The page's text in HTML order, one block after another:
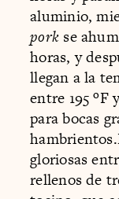
aluminio,
pork se
horas, y
llegan a la
entre 195 ºF
para bocas
gloriosas
rellenos de